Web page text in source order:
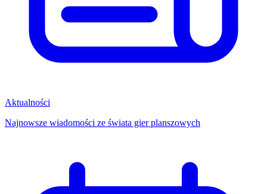
Aktualności
Najnowsze wiadomości ze świata gier planszowych